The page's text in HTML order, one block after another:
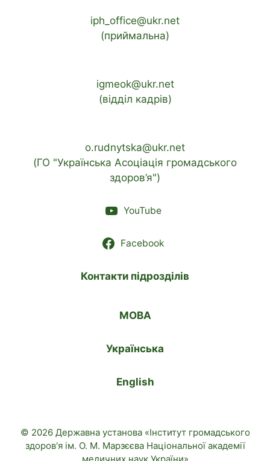
iph_office@ukr.net
(приймальна)
igmeok@ukr.net
(відділ кадрів)
o.rudnytska@ukr.net
(ГО "Українська Асоціація громадського
здоров’я")
YouTube
Facebook
Контакти підрозділів
МОВА
Українська
English
© 2026 Державна установа «Інститут громадського
здоров'я ім. О. М. Марзєєва Національної академії